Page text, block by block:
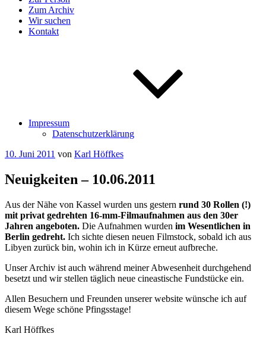
Zum Archiv
Wir suchen
Kontakt
Impressum
Datenschutzerklärung
Veröffentlicht
10. Juni 2011 von Karl Höffkes
Neuigkeiten – 10.06.2011
Aus der Nähe von Kassel wurden uns gestern rund 30 Rollen (!)
mit privat gedrehten 16-mm-Filmaufnahmen aus den 30er
Jahren angeboten. Die Aufnahmen wurden im Wesentlichen in
Berlin gedreht. Ich sichte diesen neuen Filmstock, sobald ich aus
Libyen zurück bin, wohin ich in Kürze erneut aufbreche.
Unser Archiv ist auch während meiner Abwesenheit durchgehend
besetzt und wir stellen täglich neue cineastische Fundstücke ein.
Allen Besuchern und Freunden unserer website wünsche ich auf
diesem Wege schöne Pfingsstage!
Karl Höffkes